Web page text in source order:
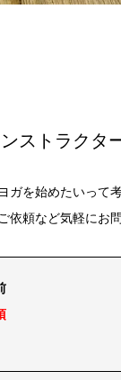
ストラクタ
ガを始めたいって
依頼など気軽にお